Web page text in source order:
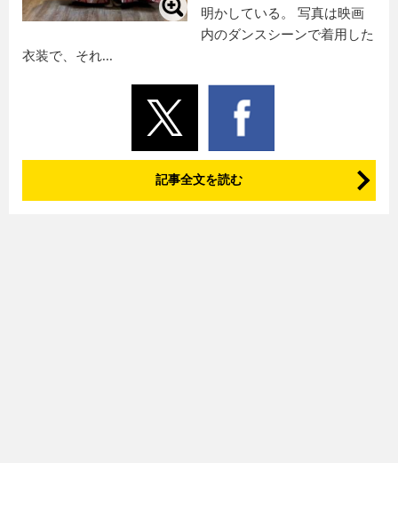
明かしている。 写真は映画
内のダンスシーンで着用した
衣装で、それ...
記事全文を読む